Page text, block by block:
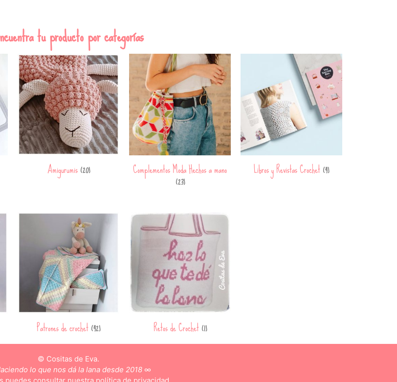
tu producto por categorías
Amigurumis(20) Complementos Moda Hechos a mano
(23)
Libros y Revistas Crochet(4)
Patrones de crochet(42) Retos de Crochet(1)
© Cositas de Eva.
lo que nos dá la lana desde 2018∞